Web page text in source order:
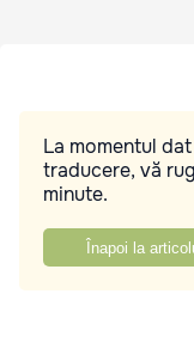
La momentul
traducere, vă
minute.
Înapoi la